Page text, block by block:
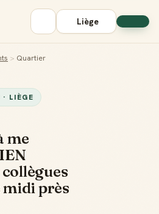
Liège
> Quartier
LIÈGE
me
midi près